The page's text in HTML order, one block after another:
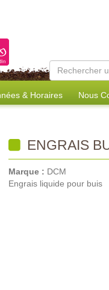
& Horaires Nous
ENGRAIS
Marque : DCM
Engrais liquide pour buis